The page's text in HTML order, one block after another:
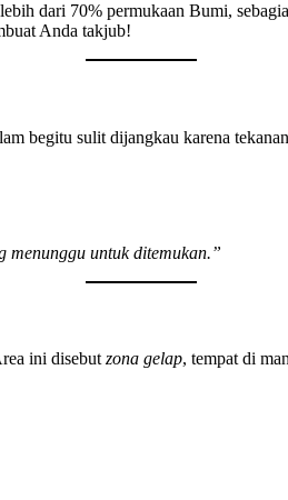
dari 70% permukaan Bumi,
Anda takjub!
begitu sulit dijangkau karena
menunggu untuk ditemukan.”
ini disebut zona gelap, tempat di